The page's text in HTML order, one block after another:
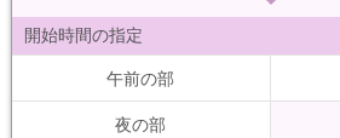
開始時間の指定
午前の部
夜の部